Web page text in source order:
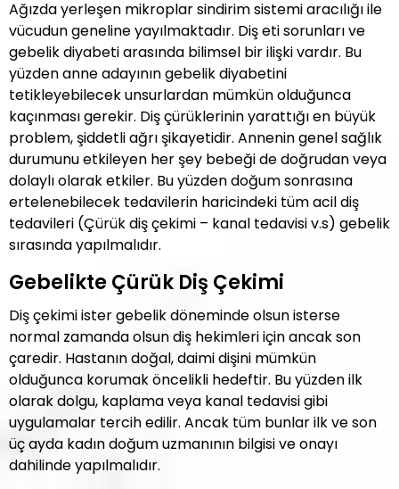
Ağızda yerleşen mikroplar sindirim sistemi aracılığı ile
vücudun geneline yayılmaktadır. Diş eti sorunları ve
gebelik diyabeti arasında bilimsel bir ilişki vardır. Bu
yüzden anne adayının gebelik diyabetini
tetikleyebilecek unsurlardan mümkün olduğunca
kaçınması gerekir. Diş çürüklerinin yarattığı en büyük
problem, şiddetli ağrı şikayetidir. Annenin genel sağlık
durumunu etkileyen her şey bebeği de doğrudan veya
dolaylı olarak etkiler. Bu yüzden doğum sonrasına
ertelenebilecek tedavilerin haricindeki tüm acil diş
tedavileri (Çürük diş çekimi – kanal tedavisi v.s) gebelik
sırasında yapılmalıdır.
Gebelikte Çürük Diş Çekimi
Diş çekimi ister gebelik döneminde olsun isterse
normal zamanda olsun diş hekimleri için ancak son
çaredir. Hastanın doğal, daimi dişini mümkün
olduğunca korumak öncelikli hedeftir. Bu yüzden ilk
olarak dolgu, kaplama veya kanal tedavisi gibi
uygulamalar tercih edilir. Ancak tüm bunlar ilk ve son
üç ayda kadın doğum uzmanının bilgisi ve onayı
dahilinde yapılmalıdır.